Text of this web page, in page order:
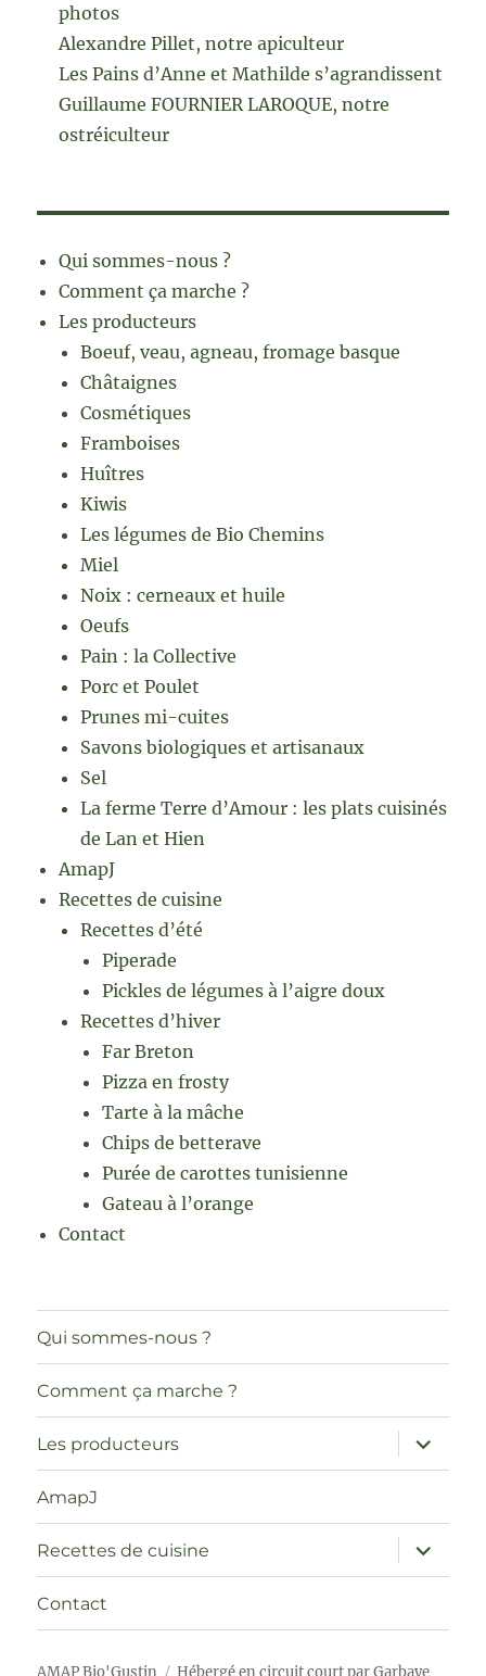
photos
Alexandre Pillet, notre apiculteur
Les Pains d’Anne et Mathilde s’agrandissent
Guillaume FOURNIER LAROQUE, notre
ostréiculteur
Qui sommes-nous ?
Comment ça marche ?
Les producteurs
Boeuf, veau, agneau, fromage basque
Châtaignes
Cosmétiques
Framboises
Huîtres
Kiwis
Les légumes de Bio Chemins
Miel
Noix : cerneaux et huile
Oeufs
Pain : la Collective
Porc et Poulet
Prunes mi-cuites
Savons biologiques et artisanaux
Sel
La ferme Terre d’Amour : les plats cuisinés
de Lan et Hien
AmapJ
Recettes de cuisine
Recettes d’été
Piperade
Pickles de légumes à l’aigre doux
Recettes d’hiver
Far Breton
Pizza en frosty
Tarte à la mâche
Chips de betterave
Purée de carottes tunisienne
Gateau à l’orange
Contact
Qui sommes-nous ?
Comment ça marche ?
Les producteurs
ouvrir
le
sous-
AmapJ
Recettes de cuisine
ouvrir
le
sous-
Contact